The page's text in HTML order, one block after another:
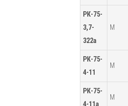
РК-75-
3,7-
322а
М
РК-75-
4-11
М
РК-75-
4-11а
М